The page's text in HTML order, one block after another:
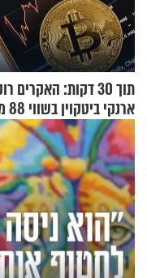
תוך 30 דקות: האקרים
דולר